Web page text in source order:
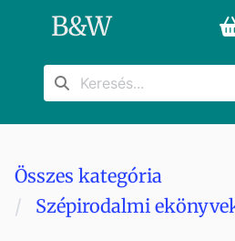
B&W
Összes kategória
Szépirodalmi